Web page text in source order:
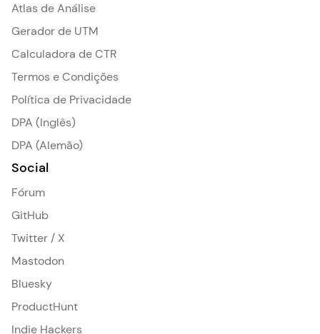
Atlas de Análise
Gerador de UTM
Calculadora de CTR
Termos e Condições
Política de Privacidade
DPA (Inglês)
DPA (Alemão)
Social
Fórum
GitHub
Twitter / X
Mastodon
Bluesky
ProductHunt
Indie Hackers